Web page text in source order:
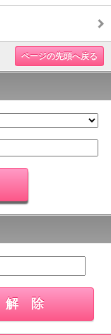
ページの先頭へ戻る